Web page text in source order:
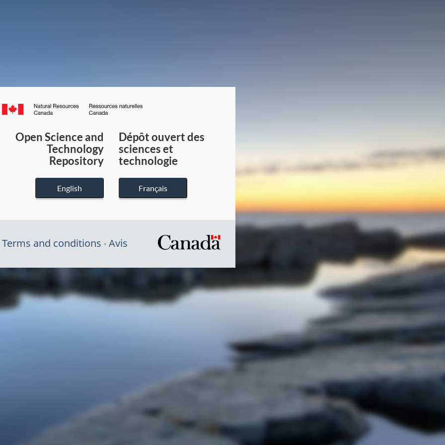
Canada.ca
du
Canada
Open Science and
Technology
Repository
English
Dépôt ouvert des
sciences et
technologie
Français
Terms and conditions Avis
/
Symbole
gouvernement